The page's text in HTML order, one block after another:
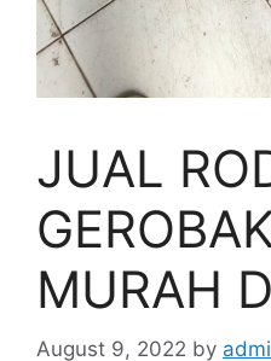
JUAL
MURAH
August 9, 2022 by